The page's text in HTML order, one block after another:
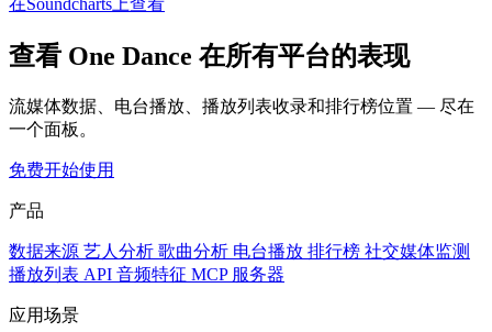
在Soundcharts上查看
查看 One Dance 在所有平台的表现
流媒体数据、电台播放、播放列表收录和排行榜位置 — 尽在
一个面板。
免费开始使用
产品
数据来源 艺人分析 歌曲分析 电台播放 排行榜 社交媒体监测
播放列表 API 音频特征 MCP 服务器
应用场景